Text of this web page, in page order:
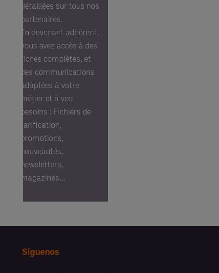
détaillées sur tous nos
partenaires.
En devenant adhérent,
vous avez accès à des
fiches complètes, et
des communications
adaptées à votre
métier et à vos
besoins : Fichiers de
tarification,
promotions,
nouveautés,
newsletters,
magazines...
Síguenos